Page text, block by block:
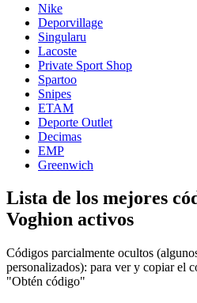
Nike
Deporvillage
Singularu
Lacoste
Private Sport Shop
Spartoo
Snipes
ETAM
Deporte Outlet
Decimas
EMP
Greenwich
Lista de los mejores
Voghion activos
Códigos parcialmente ocultos
personalizados): para ver y copiar el
"Obtén código"